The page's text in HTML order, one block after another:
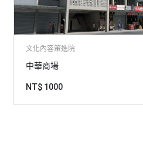
文化內容策進院
中華商場
NT$ 1000